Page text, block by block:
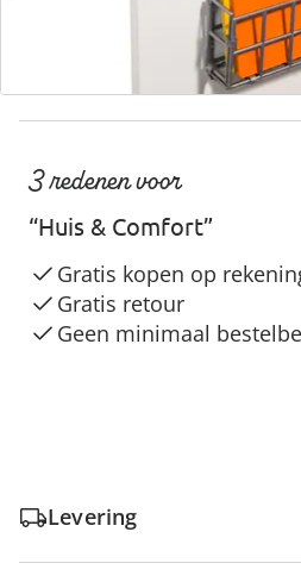
3 redenen voor
“Huis & Comfort”
Gratis kopen op
Gratis retour
Geen minimaal
Levering